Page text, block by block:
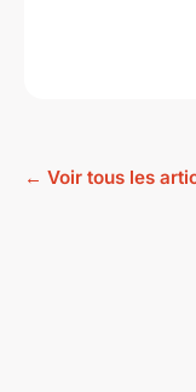
← Voir tous les